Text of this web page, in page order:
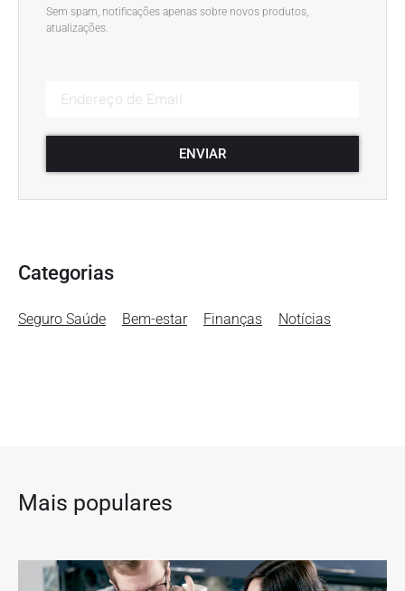
Sem spam, notificações apenas sobre novos produtos,
atualizações.
ENVIAR
Categorias
Seguro Saúde Bem-estar Finanças Notícias
Mais populares